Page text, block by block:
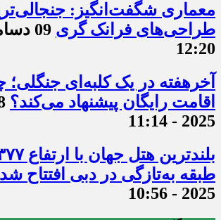
معماری شگفت‌انگیز:
طراحی‌های فرانک گری
12:20
آخرهفته‌ در یک کلبه‌ای جنگلی؛
اقامت رایگان پیشنهاد می‌کند؟
2025 - 11:14
طبقه به‌تازگی در دبی افتتاح شد
2025 - 10:56